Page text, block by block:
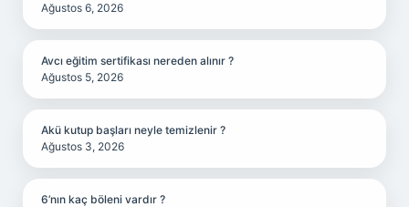
Ağustos 6, 2026
Avcı eğitim sertifikası nereden alınır ?
Ağustos 5, 2026
Akü kutup başları neyle temizlenir ?
Ağustos 3, 2026
6’nın kaç böleni vardır ?